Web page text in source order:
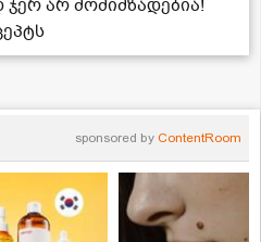
არ მომიმზადებია!
sponsored by ContentRoom